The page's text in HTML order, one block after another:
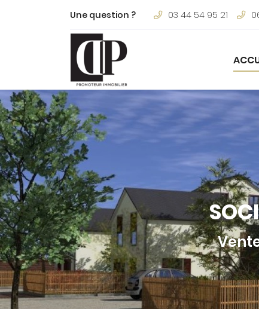
Une question ? 03 44 54 95 21
18 Rue de la Duchesse de Chartres
60500 Vineuil-Saint-Firmin
03 44 54 95 21